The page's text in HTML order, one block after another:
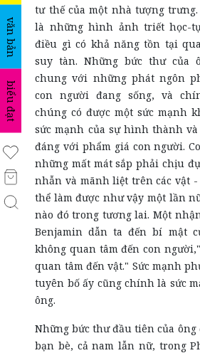
văn bản
biểu đạt
tư thế của một nhà tượng
là những hình ảnh triết học-
điều gì có khả năng tồn tại
suy tàn. Những bức thư của
chung với những phát ngôn
con người đang sống, và
chúng có được một sức mạnh
sức mạnh của sự hình thành
đáng với phẩm giá con người.
những mất mát sắp phải chịu
nhẫn và mãnh liệt trên các vật -
thể làm được như vậy một lần
nào đó trong tương lai. Một
Benjamin dẫn ta đến bí mật
không quan tâm đến con
quan tâm đến vật." Sức mạnh
tuyên bố ấy cũng chính là sức
ông.
Những bức thư đầu tiên của ông
bạn bè, cả nam lẫn nữ, trong